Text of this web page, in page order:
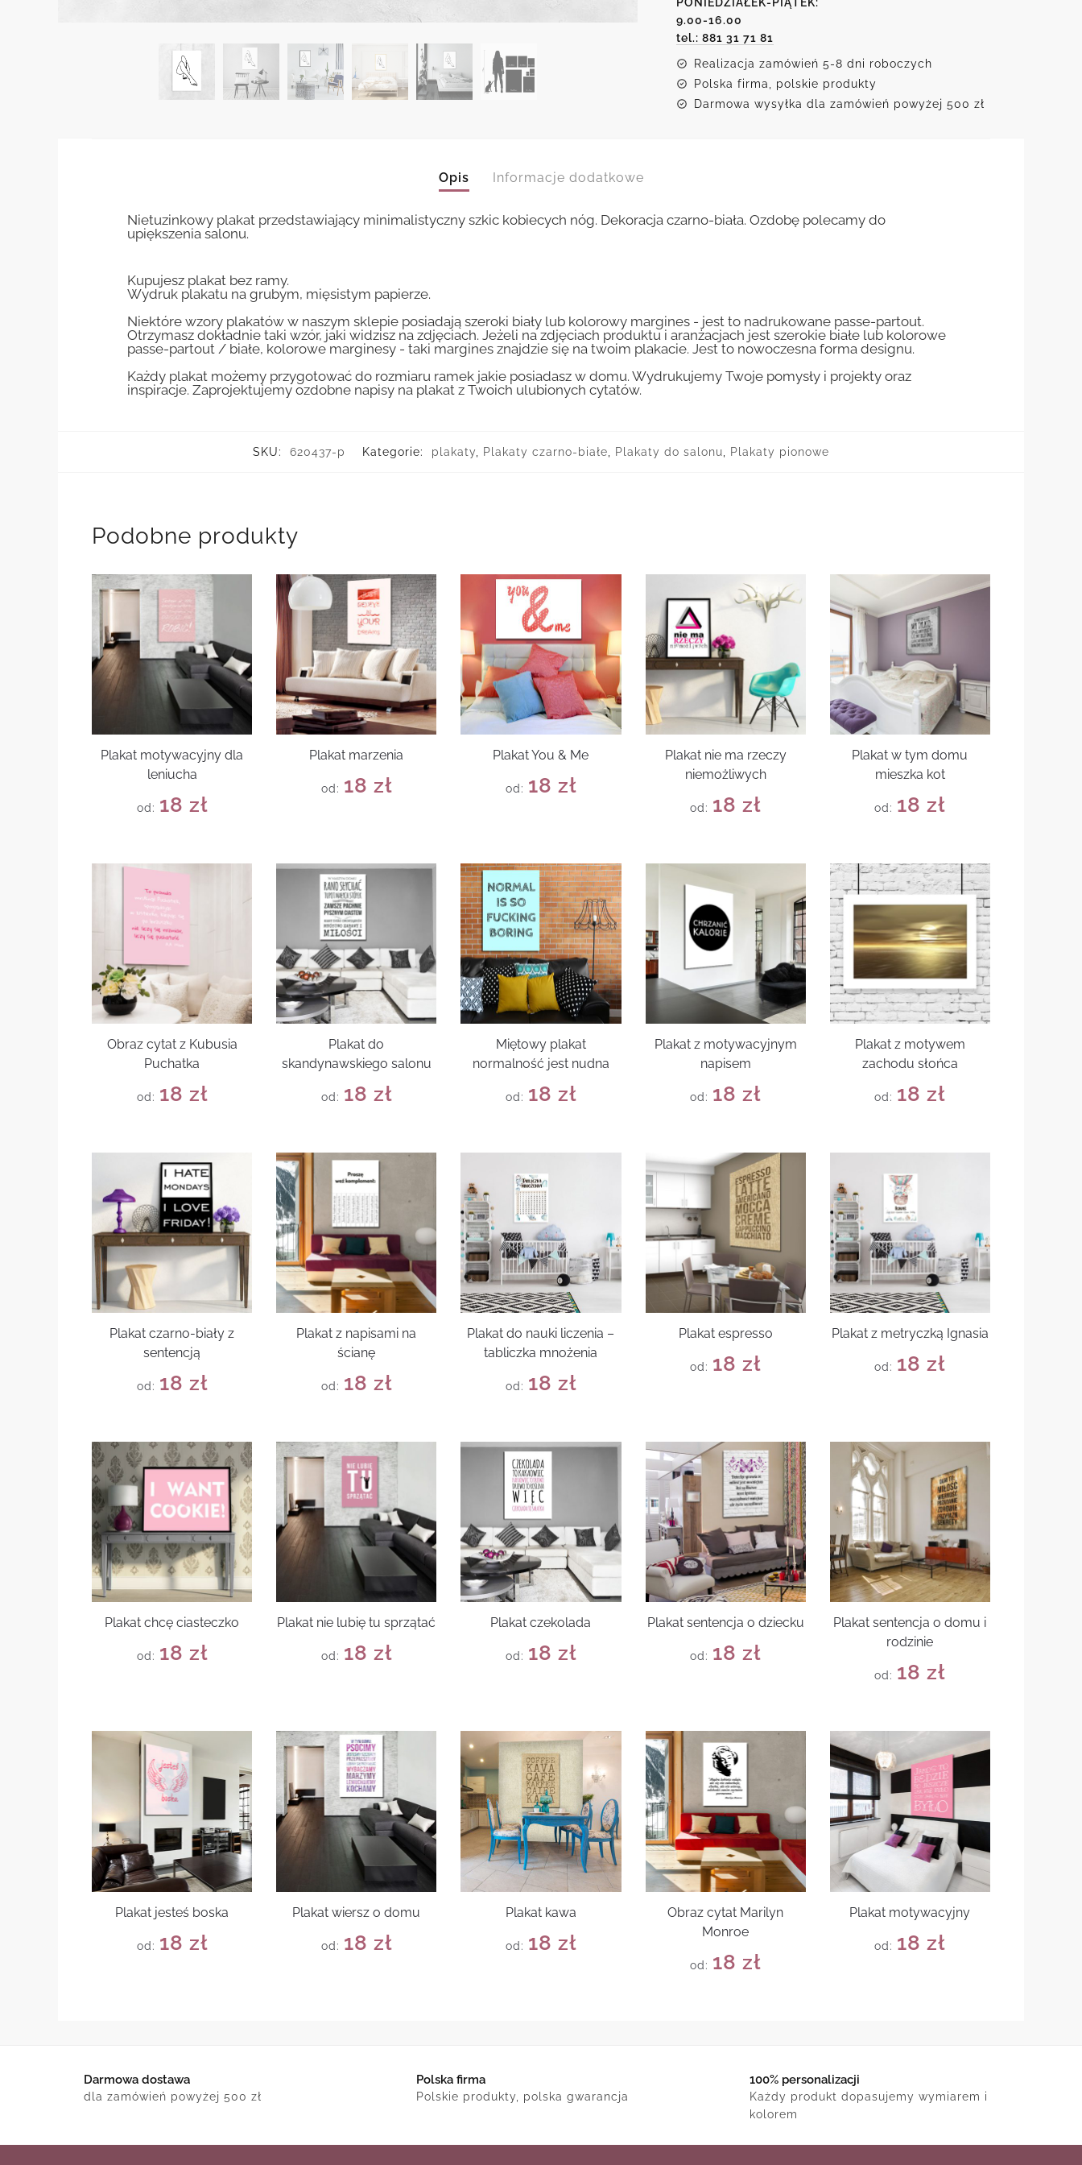
nóg
9.00-16.00
tel.: 881 31 71 81
Realizacja zamówień 5-8 dni roboczych
Polska firma, polskie produkty
Darmowa wysyłka dla zamówień powyżej 500 zł
Opis Informacje dodatkowe
Nietuzinkowy plakat przedstawiający minimalistyczny szkic kobiecych nóg. Dekoracja czarno-biała. Ozdobę polecamy do
upiększenia salonu.
Kupujesz plakat bez ramy.
Wydruk plakatu na grubym, mięsistym papierze.
Niektóre wzory plakatów w naszym sklepie posiadają szeroki biały lub kolorowy margines - jest to nadrukowane passe-partout.
Otrzymasz dokładnie taki wzór, jaki widzisz na zdjęciach. Jeżeli na zdjęciach produktu i aranżacjach jest szerokie białe lub kolorowe
passe-partout / białe, kolorowe marginesy - taki margines znajdzie się na twoim plakacie. Jest to nowoczesna forma designu.
Każdy plakat możemy przygotować do rozmiaru ramek jakie posiadasz w domu. Wydrukujemy Twoje pomysły i projekty oraz
inspiracje. Zaprojektujemy ozdobne napisy na plakat z Twoich ulubionych cytatów.
SKU: 620437-p Kategorie: plakaty Plakaty czarno-białe Plakaty do salonu Plakaty pionowe
Podobne produkty
Plakat motywacyjny dla
leniucha
od: 18 zł
Plakat marzenia
od: 18 zł
Plakat You & Me
od: 18 zł
Plakat nie ma rzeczy
niemożliwych
od: 18zł
Plakat w tym domu
mieszka kot
od: 18zł
Obraz cytat z Kubusia
Puchatka
od: 18 zł
Plakat do
skandynawskiego salonu
od: 18 zł
Miętowy plakat
normalność jest nudna
od: 18 zł
Plakat z motywacyjnym
napisem
od: 18zł
Plakat z motywem
zachodu słońca
od: 18zł
Plakat czarno-biały z
sentencją
od: 18 zł
Plakat z napisami na
ścianę
od: 18 zł
Plakat do nauki liczenia –
tabliczka mnożenia
od: 18 zł
Plakat espresso
od: 18zł
Plakat z metryczką Ignasia
od: 18zł
Plakat chcę ciasteczko
od: 18 zł
Plakat nie lubię tu sprzątać
od: 18 zł
Plakat czekolada
od: 18 zł
Plakat sentencja o dziecku
od: 18zł
Plakat sentencja o domu i
rodzinie
od: 18zł
Plakat jesteś boska
od: 18 zł
Plakat wiersz o domu
od: 18 zł
Plakat kawa
od: 18 zł
Obraz cytat Marilyn
Monroe
od: 18zł
Plakat motywacyjny
od: 18zł
Darmowa dostawa
dla zamówień powyżej 500 zł
Polska firma
Polskie produkty, polska gwarancja
100% personalizacji
Każdy produkt dopasujemy wymiarem i
kolorem